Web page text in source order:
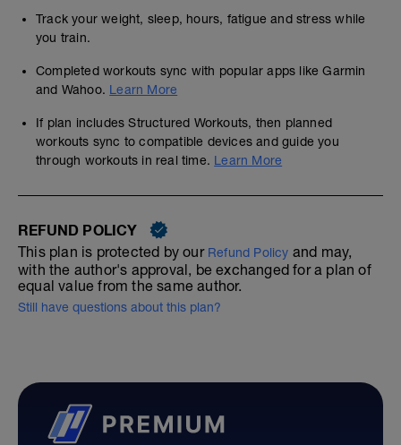
Track your weight, sleep, hours, fatigue and stress while
you train.
Completed workouts sync with popular apps like Garmin
and Wahoo. Learn More
If plan includes Structured Workouts, then planned
workouts sync to compatible devices and guide you
through workouts in real time. Learn More
REFUND POLICY
This plan is protected by our Refund Policy and may,
with the author's approval, be exchanged for a plan of
equal value from the same author.
Still have questions about this plan?